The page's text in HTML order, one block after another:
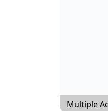
Multiple